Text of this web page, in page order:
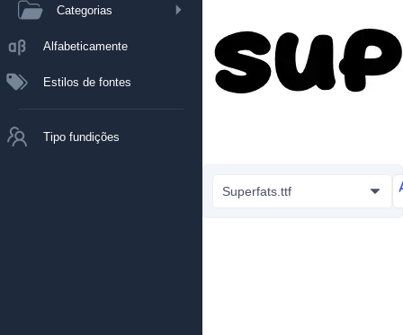
Categorias
Alfabeticamente
Estilos de fontes
Tipo fundições
Superfats.ttf